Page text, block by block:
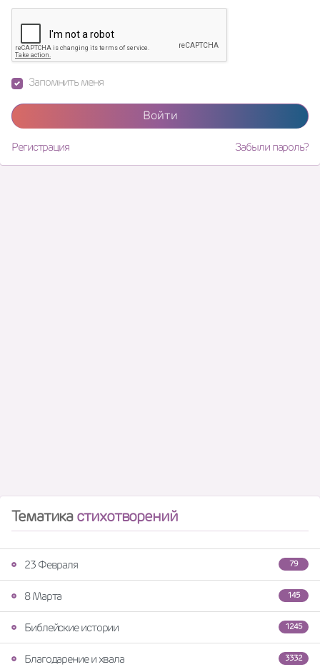
Запомнить меня
Войти
Регистрация Забыли пароль?
Тематикастихотворений
79
23 Февраля
145
8 Марта
1245
Библейские истории
3332
Благодарение и хвала